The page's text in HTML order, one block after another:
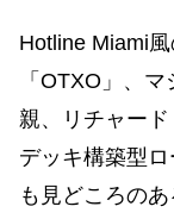
Hotline Miami
「OTXO」、
親、リチャー
デッキ構築型
も見どころの